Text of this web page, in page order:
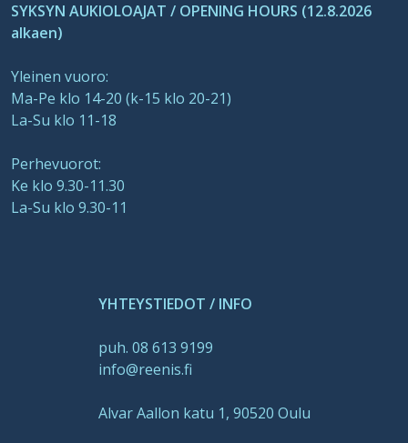
SYKSYN AUKIOLOAJAT / OPENING HOURS (12.8.2026
alkaen)
Yleinen vuoro:
Ma-Pe klo 14-20 (k-15 klo 20-21)
La-Su klo 11-18
Perhevuorot:
Ke klo 9.30-11.30
La-Su klo 9.30-11
YHTEYSTIEDOT / INFO
puh. 08 613 9199
info@reenis.fi
Alvar Aallon katu 1, 90520 Oulu